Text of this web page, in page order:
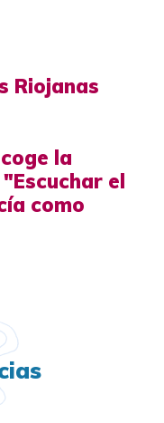
Riojanas
la
el
como